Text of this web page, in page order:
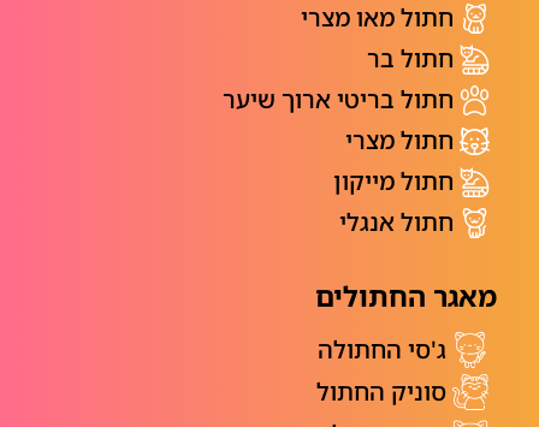
חתול מאו מצרי
חתול בר
חתול בריטי ארוך שיער
חתול מצרי
חתול מייקון
חתול אנגלי
מאגר החתולים
ג'סי החתולה
סוניק החתול